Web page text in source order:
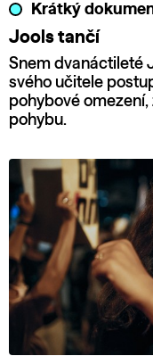
Krátký
Jools tančí
Snem dvanáctileté
svého učitele
pohybové
pohybu.